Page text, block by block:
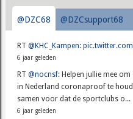
@DZC68 @DZCsupport68
RT@KHC_Kampen:
6 jaar geleden
RT@nocnsf: Helpen jullie mee
in Nederland coronaproof te
samen voor dat de sportclubs o...
6 jaar geleden